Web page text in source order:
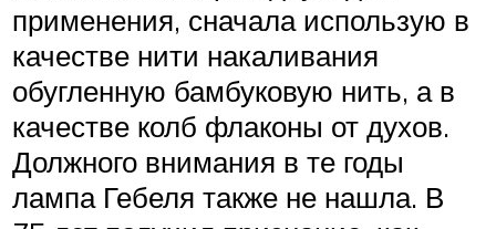
применения, сначала использую в
качестве нити накаливания
обугленную бамбуковую нить, а в
качестве колб флаконы от духов.
Должного внимания в те годы
лампа Гебеля также не нашла. В